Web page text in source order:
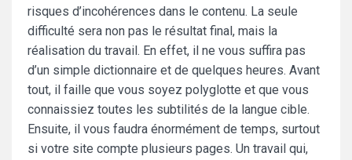
risques d’incohérences dans le contenu. La seule
difficulté sera non pas le résultat final, mais la
réalisation du travail. En effet, il ne vous suffira pas
d’un simple dictionnaire et de quelques heures. Avant
tout, il faille que vous soyez polyglotte et que vous
connaissiez toutes les subtilités de la langue cible.
Ensuite, il vous faudra énormément de temps, surtout
si votre site compte plusieurs pages. Un travail qui,